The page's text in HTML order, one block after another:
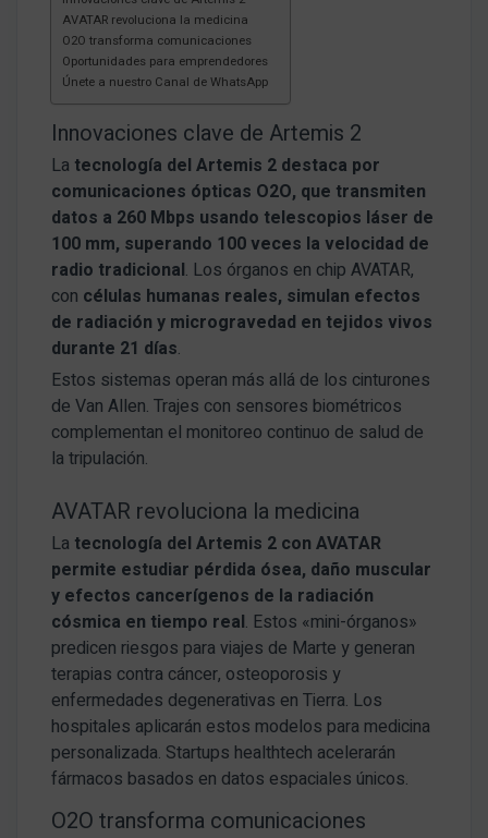
AVATAR revoluciona la medicina
O2O transforma comunicaciones
Oportunidades para emprendedores
Únete a nuestro Canal de WhatsApp
Innovaciones clave de Artemis 2
La tecnología del Artemis 2 destaca por
comunicaciones ópticas O2O, que transmiten
datos a 260 Mbps usando telescopios láser de
100 mm, superando 100 veces la velocidad de
radio tradicional. Los órganos en chip AVATAR,
con células humanas reales, simulan efectos
de radiación y microgravedad en tejidos vivos
durante 21 días.
Estos sistemas operan más allá de los cinturones
de Van Allen. Trajes con sensores biométricos
complementan el monitoreo continuo de salud de
la tripulación.
AVATAR revoluciona la medicina
La tecnología del Artemis 2 con AVATAR
permite estudiar pérdida ósea, daño muscular
y efectos cancerígenos de la radiación
cósmica en tiempo real. Estos «mini-órganos»
predicen riesgos para viajes de Marte y generan
terapias contra cáncer, osteoporosis y
enfermedades degenerativas en Tierra. Los
hospitales aplicarán estos modelos para medicina
personalizada. Startups healthtech acelerarán
fármacos basados en datos espaciales únicos.
O2O transforma comunicaciones